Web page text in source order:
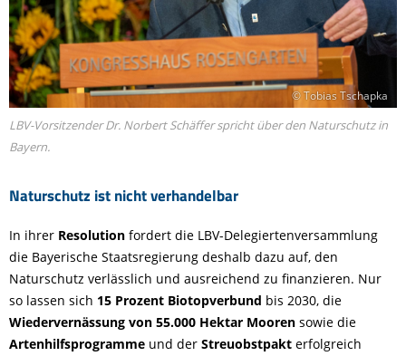
Naturschutz ist nicht verhandelbar
© Tobias Tschapka
LBV-Vorsitzender Dr. Norbert Schäffer spricht über den Naturschutz in
Bayern.
In ihrer Resolution fordert die LBV-Delegiertenversammlung
die Bayerische Staatsregierung deshalb dazu auf, den
Naturschutz verlässlich und ausreichend zu finanzieren. Nur
so lassen sich 15 Prozent Biotopverbund bis 2030, die
Wiedervernässung von 55.000 Hektar Mooren sowie die
Artenhilfsprogramme und der Streuobstpakt erfolgreich